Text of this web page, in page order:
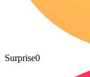
Surprise0